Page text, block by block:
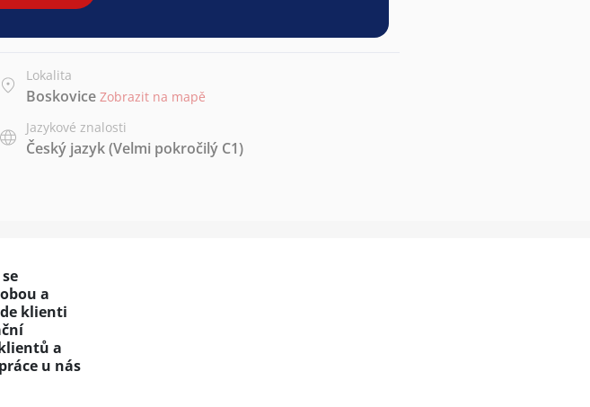
Lokalita
Boskovice Zobrazit na mapě
Jazykové znalosti
Český jazyk(Velmi pokročilý C1)
a
klienti
a
u nás